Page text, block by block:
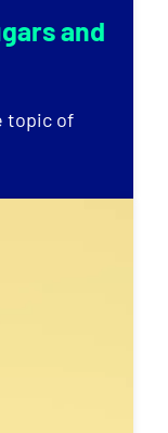
and
topic of